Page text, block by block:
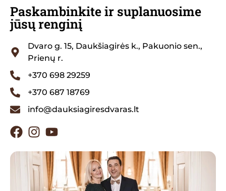
Paskambinkite ir suplanuosime
jūsų renginį
Dvaro g. 15, Daukšiagirės k., Pakuonio sen.,
Prienų r.
+370 698 29259
+370 687 18769
info@dauksiagiresdvaras.lt